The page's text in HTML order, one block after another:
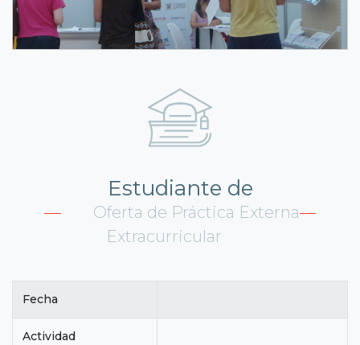
Estudiante de
Oferta de Práctica Externa
Extracurricular
Fecha
Actividad